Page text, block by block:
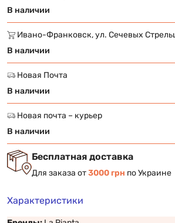
В наличии
Ивано-Франковск, ул. Сечевых
В наличии
Новая Почта
В наличии
Новая почта – курьер
В наличии
Бесплатная доставка
Для заказа от3000 грн по Украине
Характеристики